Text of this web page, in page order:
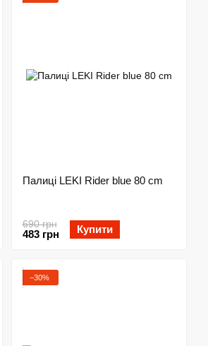
Палиці LEKI Rider blue 80 cm
690 грн
483 грн Купити
−30%